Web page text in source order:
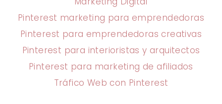
Pinterest marketing para emprendedoras
Pinterest para emprendedoras creativas
Pinterest para interioristas y arquitectos
Pinterest para marketing de afiliados
Tráfico Web con Pinterest